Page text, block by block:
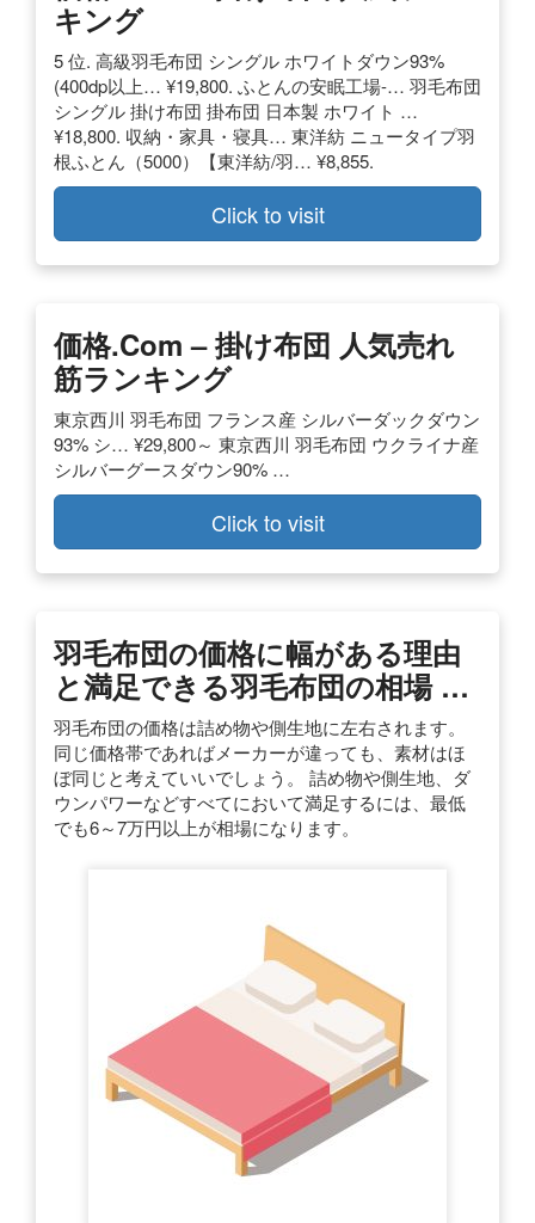
キング
5 位. 高級羽毛布団 シングル ホワイトダウン93%
(400dp以上… ¥19,800. ふとんの安眠工場-… 羽毛布団
シングル 掛け布団 掛布団 日本製 ホワイト …
¥18,800. 収納・家具・寝具… 東洋紡 ニュータイプ羽
根ふとん（5000）【東洋紡/羽… ¥8,855.
Click to visit
価格.com – 掛け布団 人気売れ
筋ランキング
東京西川 羽毛布団 フランス産 シルバーダックダウン
93% シ… ¥29,800～ 東京西川 羽毛布団 ウクライナ産
シルバーグースダウン90% …
Click to visit
羽毛布団の価格に幅がある理由
と満足できる羽毛布団の相場 …
羽毛布団の価格は詰め物や側生地に左右されます。
同じ価格帯であればメーカーが違っても、素材はほ
ぼ同じと考えていいでしょう。 詰め物や側生地、ダ
ウンパワーなどすべてにおいて満足するには、最低
でも6～7万円以上が相場になります。